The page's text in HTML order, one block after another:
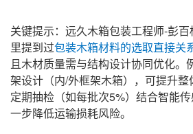
关键提示‌：远久木箱包装工程师-彭
里提到过包装木箱材料的选取直接关
且木材质量需与结构设计协同优化。
架设计（内/外框架木箱），可提升整
定期抽检（如每批次5%）结合智能
一步降低运输损耗风险‌。